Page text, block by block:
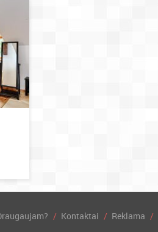
Kontaktai Reklama